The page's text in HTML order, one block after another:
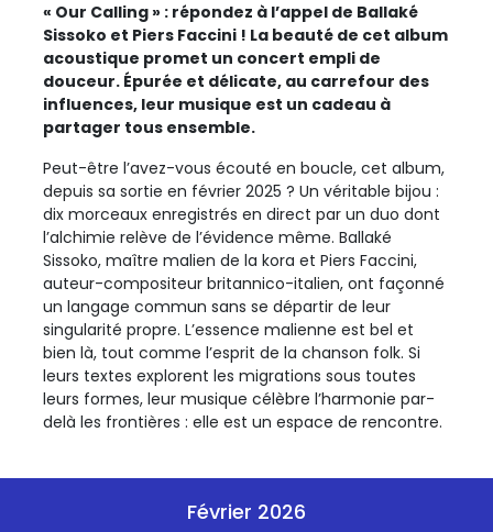
« Our Calling » : répondez à l’appel de Ballaké
Sissoko et Piers Faccini ! La beauté de cet album
acoustique promet un concert empli de
douceur. Épurée et délicate, au carrefour des
influences, leur musique est un cadeau à
partager tous ensemble.
Peut-être l’avez-vous écouté en boucle, cet album,
depuis sa sortie en février 2025 ? Un véritable bijou :
dix morceaux enregistrés en direct par un duo dont
l’alchimie relève de l’évidence même. Ballaké
Sissoko, maître malien de la kora et Piers Faccini,
auteur-compositeur britannico-italien, ont façonné
un langage commun sans se départir de leur
singularité propre. L’essence malienne est bel et
bien là, tout comme l’esprit de la chanson folk. Si
leurs textes explorent les migrations sous toutes
leurs formes, leur musique célèbre l’harmonie par-
delà les frontières : elle est un espace de rencontre.
Février 2026